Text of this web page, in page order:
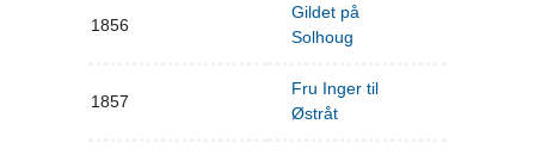
1856
Gildet på
Solhoug
1857
Fru Inger til
Østråt